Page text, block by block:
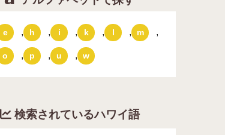
e , h , i , k , l , m ,
o , p , u , w
検索されているハワイ語